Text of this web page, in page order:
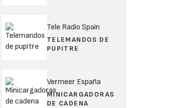
Tele Radio Spain
TELEMANDOS DE
PUPITRE
Vermeer España
MINICARGADORAS
DE CADENA